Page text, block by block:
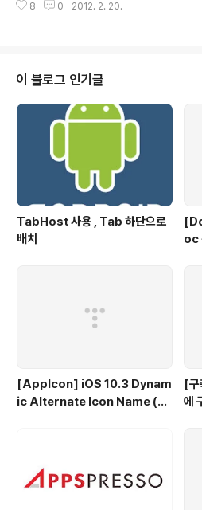
ebug("The new entry is "+entry+".");
라미터로 받은 값으로 교체. 로깅을 남길 필요가
에서는 문자열을 구성하지 않는다. How to
객체 생성 Logger logger =
8 0 2012. 2. 20.
이 블로그 인기글
TabHost 사용 , Tab 하단으로
배치
oc
[AppIcon] iOS 10.3 Dynam
ic Alternate Icon Name (동
[
에